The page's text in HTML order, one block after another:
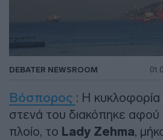
DEBATER NEWSROOM
Βόσπορος : Η
στενά του διακόπηκε
πλοίο, το Lady Zehma,